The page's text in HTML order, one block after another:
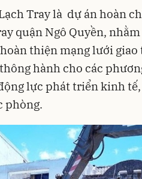
Tray là dự án hoàn
quận Ngô Quyền,
thiện mạng lưới giao
hành cho các
lực phát triển kinh tế,
phòng.